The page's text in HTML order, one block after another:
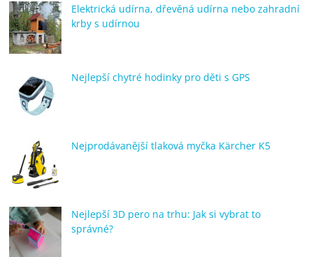
Elektrická udírna, dřevěná udírna nebo zahradní
krby s udírnou
Nejlepší chytré hodinky pro děti s GPS
Nejprodávanější tlaková myčka Kärcher K5
Nejlepší 3D pero na trhu: Jak si vybrat to
správné?